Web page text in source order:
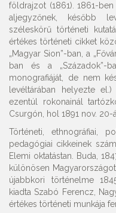
földrajzot (1861). 1861-
aljegyzőnek, később
széleskörű történeti
értékes történeti cikket
„Magyar Sion”-ban, a
ban és a „Századok”-
monografiáját, de nem
levéltárában helyezte
ezentúl rokonainál
Csurgón, hol 1891 nov. 20-
Történeti, ethnográfiai,
pedagógiai cikkeinek
Elemi oktatástan. Buda,
különösen
újabbkori történelme
kiadta Szabó Ferencz,
értékes történeti munkája